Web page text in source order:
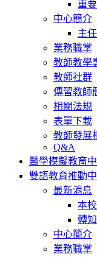
重
中心簡介
主
業務職掌
教師教學
教師社群
傳習教師
相關法規
表單下載
教師發展
Q&A
醫學模擬教育
雙語教育推動
最新消息
本
轉
中心簡介
業務職掌